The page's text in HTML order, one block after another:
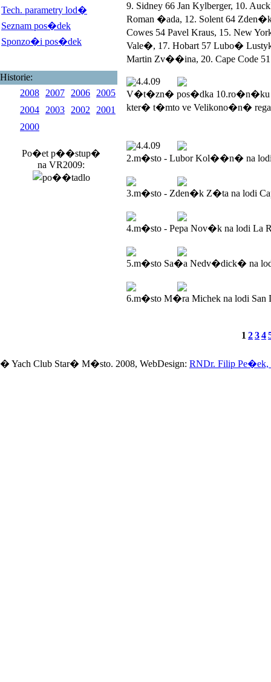
Tech. parametry lod�
Seznam pos�dek
Sponzo�i pos�dek
Historie:
2008
2007 2006
2005
2004
2003 2002
2001
2000
Po�et p��stup�
na VR2009:
9. Sidney 66 Jan Kylberger, 10.
Roman �ada, 12. Solent 64
Cowes 54 Pavel Kraus, 15. New
Vale�, 17. Hobart 57 Lubo�
Martin Zv��ina, 20. Cape Code 51
4.4.09
V�t�zn� pos�dka 10.ro�n�ku
kter� t�mto ve Velikono�n�
4.4.09
2.m�sto - Lubor Kol��n� na
3.m�sto - Zden�k Z�ta na lodi
4.m�sto - Pepa Nov�k na lodi La
5.m�sto Sa�a Nedv�dick� na
6.m�sto M�ra Michek na lodi San
1 234
� Yach Club Star� M�sto. 2008, WebDesign: RNDr. Filip Pe�ek,